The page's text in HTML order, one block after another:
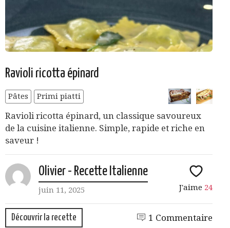
Ravioli ricotta épinard
Pâtes Primi piatti
Ravioli ricotta épinard, un classique savoureux
de la cuisine italienne. Simple, rapide et riche en
saveur !
Olivier - Recette Italienne
juin 11, 2025 J'aime 24
Découvrir la recette 1 Commentaire